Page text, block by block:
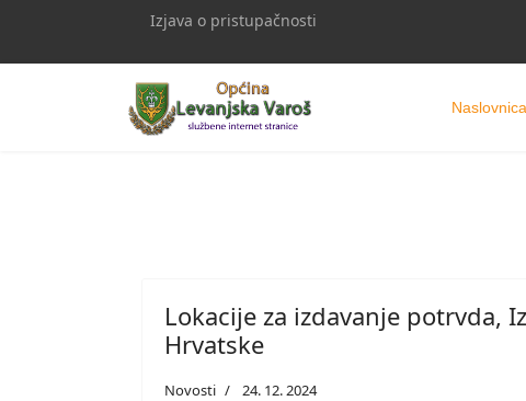
Izjava o pristupačnosti
Naslovnica
Lokacije za izdavanje potrvda,
Hrvatske
Novosti 24. 12. 2024